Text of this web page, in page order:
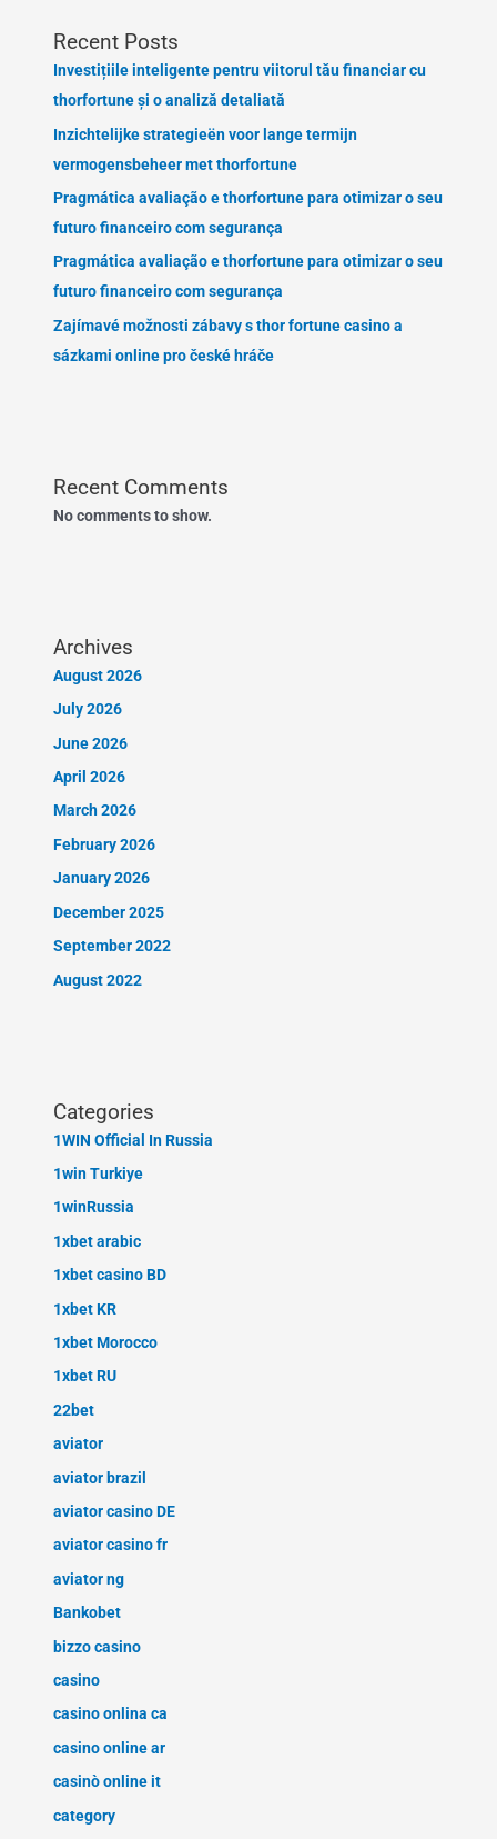
Recent Posts
Investițiile inteligente pentru viitorul tău financiar cu
thorfortune și o analiză detaliată
Inzichtelijke strategieën voor lange termijn
vermogensbeheer met thorfortune
Pragmática avaliação e thorfortune para otimizar o seu
futuro financeiro com segurança
Pragmática avaliação e thorfortune para otimizar o seu
futuro financeiro com segurança
Zajímavé možnosti zábavy s thor fortune casino a
sázkami online pro české hráče
Recent Comments
No comments to show.
Archives
August 2026
July 2026
June 2026
April 2026
March 2026
February 2026
January 2026
December 2025
September 2022
August 2022
Categories
1WIN Official In Russia
1win Turkiye
1winRussia
1xbet arabic
1xbet casino BD
1xbet KR
1xbet Morocco
1xbet RU
22bet
aviator
aviator brazil
aviator casino DE
aviator casino fr
aviator ng
Bankobet
bizzo casino
casino
casino onlina ca
casino online ar
casinò online it
category